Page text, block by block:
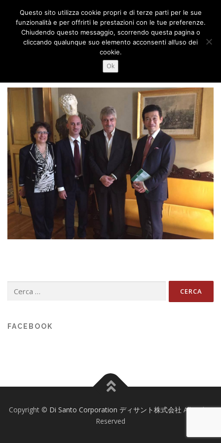
contenuto
COSA FACCIAMO
CONTATTI FORUM 日本語
per:
FACEBOOK
Copyright © Di Santo Corporation ディサント株式会社 All Rights
Reserved
Questo sito utilizza cookie propri e di terze parti per le sue
funzionalità e per offrirti le prestazioni con le tue preferenze.
Chiudendo questo messaggio, scorrendo questa pagina o
cliccando qualunque suo elemento acconsenti all’uso dei
cookie.
Ok